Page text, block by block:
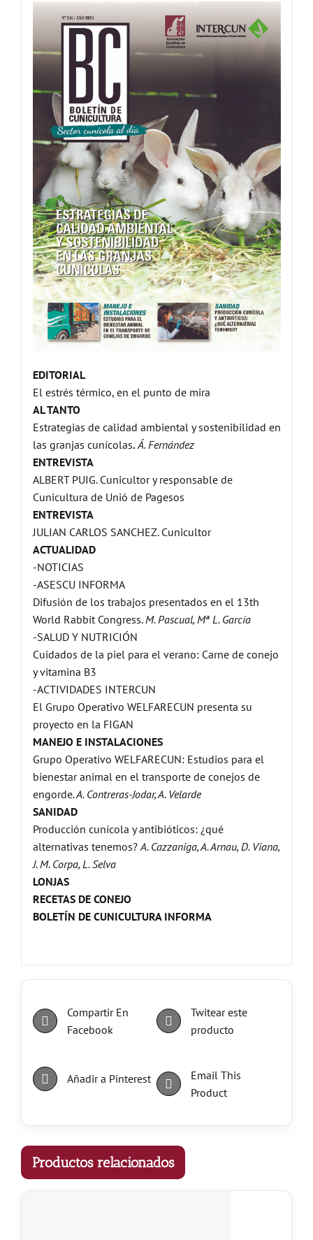
EDITORIAL
El estrés térmico, en el punto de mira
AL TANTO
Estrategias de calidad ambiental y sostenibilidad en
las granjas cunícolas.Á. Fernández
ENTREVISTA
ALBERT PUIG. Cunicultor y responsable de
Cunicultura de Unió de Pagesos
ENTREVISTA
JULIAN CARLOS SANCHEZ. Cunicultor
ACTUALIDAD
-NOTICIAS
-ASESCU INFORMA
Difusión de los trabajos presentados en el 13th
World Rabbit Congress.M. Pascual, Mª L. García
-SALUD Y NUTRICIÓN
Cuidados de la piel para el verano: Carne de conejo
y vitamina B3
-ACTIVIDADES INTERCUN
El Grupo Operativo WELFARECUN presenta su
proyecto en la FIGAN
MANEJO E INSTALACIONES
Grupo Operativo WELFARECUN: Estudios para el
bienestar animal en el transporte de conejos de
engorde. A. Contreras-Jodar, A. Velarde
SANIDAD
Producción cunícola y antibióticos: ¿qué
alternativas tenemos?A. Cazzaniga, A. Arnau, D. Viana,
J. M. Corpa, L. Selva
LONJAS
RECETAS DE CONEJO
BOLETÍN DE CUNICULTURA INFORMA
Compartir En
Facebook
Twitear este
producto
Añadir a Pinterest
Email This
Product
Productos relacionados